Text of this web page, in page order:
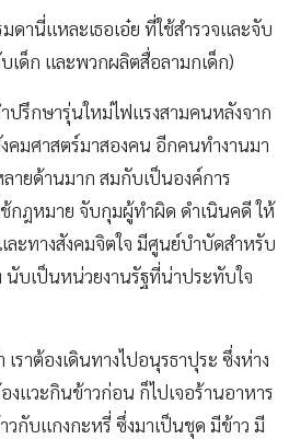
ดานี่แหละเธอเอ๋ย ที่ใช้สำรวจและจับ
ด็ก และพวกผลิตสื่อลามกเด็ก)
ปรึกษารุ่นใหม่ไฟแรงสามคนหลังจาก
คมศาสตร์มาสองคน อีกคนทำงานมา
ายด้านมาก สมกับเป็นองค์การ
กฎหมาย จับกุมผู้ทำผิด ดำเนินคดี ให้
ะทางสังคมจิตใจ มีศูนย์บำบัดสำหรับ
นับเป็นหน่วยงานรัฐที่น่าประทับใจ
เราต้องเดินทางไปอนุรธาปุระ ซึ่งห่าง
งแวะกินข้าวก่อน ก็ไปเจอร้านอาหาร
วกับแกงกะหรี่ ซึ่งมาเป็นชุด มีข้าว มี